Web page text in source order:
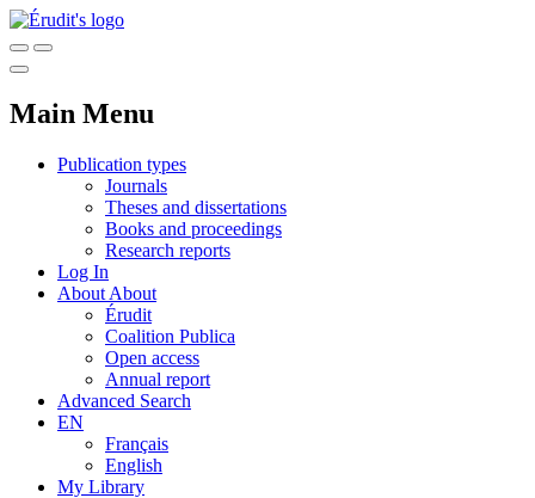
Main Menu
Publication types
Journals
Theses and dissertations
Books and proceedings
Research reports
Log In
About About
Érudit
Coalition Publica
Open access
Annual report
Advanced Search
EN
Français
English
My Library